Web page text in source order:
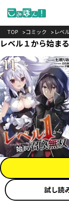
TOP コミック レベ
レベル１から始ま
試し読